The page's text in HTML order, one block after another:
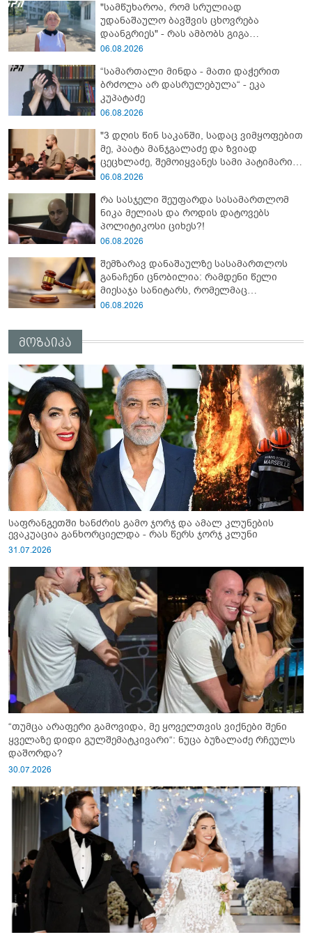
"სამწუხაროა, რომ სრულიად
უდანაშაულო ბავშვის ცხოვრება
დაანგრიეს" - რას ამბობს გიგა
ავალიანის საქმეზე დაკავებული
06.08.2026
“სამართალი მინდა - მათი დაჭერით
ბრძოლა არ დასრულებულა“ - ეკა
კუპატაძე
06.08.2026
"3 დღის წინ საკანში, სადაც ვიმყოფებით
მე, პაატა მანჯგალაძე და ზვიად
ცეცხლაძე, შემოიყვანეს სამი პატიმარი
ისე, რომ ჩვენთვის არ უკითხავთ" - რას
06.08.2026
რა სასჯელი შეუფარდა სასამართლომ
ნიკა მელიას და როდის დატოვებს
პოლიტიკოსი ციხეს?!
06.08.2026
შემზარავ დანაშაულზე სასამართლოს
განაჩენი ცნობილია: რამდენი წელი
მიესაჯა სანიტარს, რომელმაც
საპირფარეშოში იმშობიარა და
06.08.2026
მოზაიკა
საფრანგეთში ხანძრის გამო ჯორჯ და ამალ კლუნების
ევაკუაცია განხორციელდა - რას წერს ჯორჯ კლუნი
31.07.2026
“თუმცა არაფერი გამოვიდა, მე ყოველთვის ვიქნები შენი
ყველაზე დიდი გულშემატკივარი“: ნუცა ბუზალაძე რჩეულს
დაშორდა?
30.07.2026